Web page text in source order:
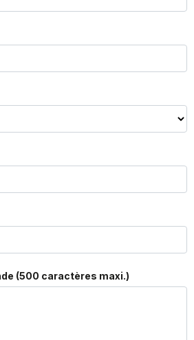
(500 caractères maxi.)